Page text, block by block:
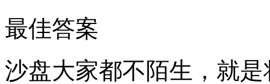
最佳答案
沙盘大家都不陌生，就